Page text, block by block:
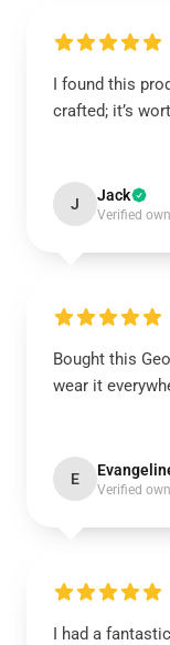
I found this
crafted; it’s
J Jack
Verified
Bought this
wear it
E
Verified
I had a